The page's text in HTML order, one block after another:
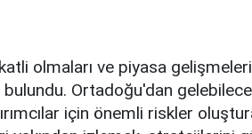
olmaları ve piyasa
Ortadoğu'dan
için önemli riskler